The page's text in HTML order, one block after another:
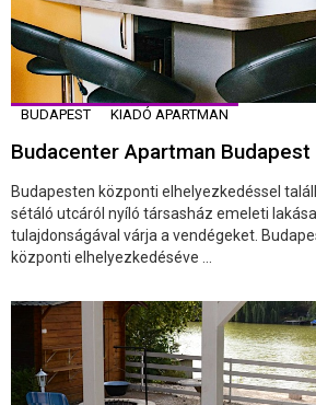
BUDAPEST KIADÓ APARTMAN
Budacenter Apartman Budapest
Budapesten központi elhelyezkedéssel
sétáló utcáról nyíló társasház emeleti
tulajdonságával várja a vendégeket.
központi elhelyezkedéséve ...